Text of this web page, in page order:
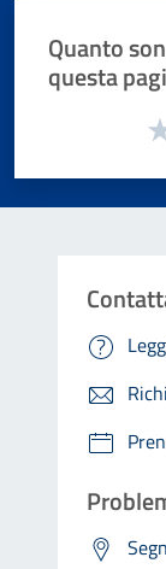
Quanto
questa
Valuta da 1 a 5